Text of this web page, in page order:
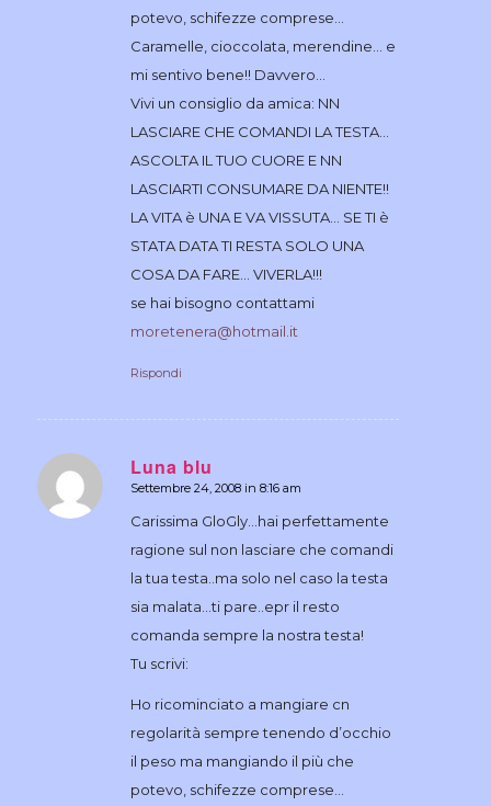
potevo, schifezze comprese…
Caramelle, cioccolata, merendine… e
mi sentivo bene!! Davvero…
Vivi un consiglio da amica: NN
LASCIARE CHE COMANDI LA TESTA…
ASCOLTA IL TUO CUORE E NN
LASCIARTI CONSUMARE DA NIENTE!!
LA VITA è UNA E VA VISSUTA… SE TI è
STATA DATA TI RESTA SOLO UNA
COSA DA FARE… VIVERLA!!!
se hai bisogno contattami
moretenera@hotmail.it
Rispondi
Luna blu
dice:
Settembre 24, 2008 in 8:16 am
Carissima GloGly…hai perfettamente
ragione sul non lasciare che comandi
la tua testa..ma solo nel caso la testa
sia malata…ti pare..epr il resto
comanda sempre la nostra testa!
Tu scrivi:
Ho ricominciato a mangiare cn
regolarità sempre tenendo d’occhio
il peso ma mangiando il più che
potevo, schifezze comprese…